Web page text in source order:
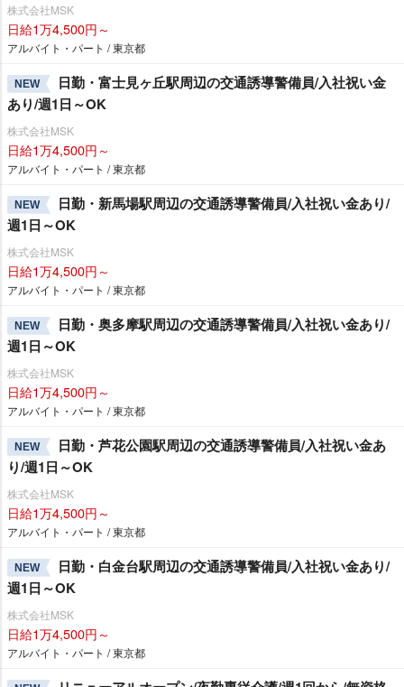
株式会社MSK
日給1万4,500円～
アルバイト・パート / 東京都
NEW
日勤・富士見ヶ丘駅周辺の交通誘導警備員/入社祝い金
あり/週1日～OK
株式会社MSK
日給1万4,500円～
アルバイト・パート / 東京都
NEW
日勤・新馬場駅周辺の交通誘導警備員/入社祝い金あり/
週1日～OK
株式会社MSK
日給1万4,500円～
アルバイト・パート / 東京都
NEW
日勤・奥多摩駅周辺の交通誘導警備員/入社祝い金あり/
週1日～OK
株式会社MSK
日給1万4,500円～
アルバイト・パート / 東京都
NEW
日勤・芦花公園駅周辺の交通誘導警備員/入社祝い金あ
り/週1日～OK
株式会社MSK
日給1万4,500円～
アルバイト・パート / 東京都
NEW
日勤・白金台駅周辺の交通誘導警備員/入社祝い金あり/
週1日～OK
株式会社MSK
日給1万4,500円～
アルバイト・パート / 東京都